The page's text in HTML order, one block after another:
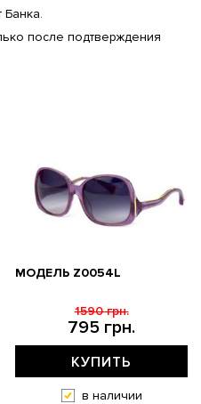
Банка.
после подтверждения
МОДЕЛЬ Z0054L
795 грн.
1590 грн.
КУПИТЬ
в наличии